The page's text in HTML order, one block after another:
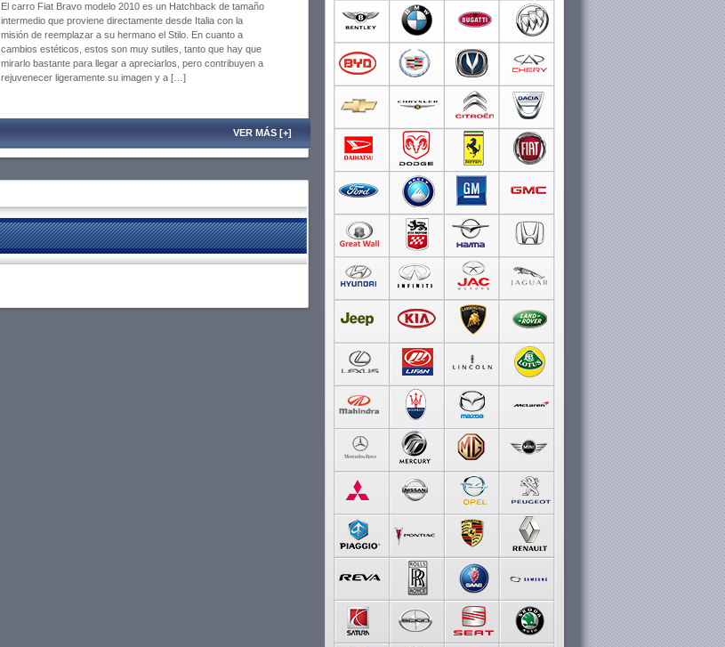
El carro Fiat Bravo modelo 2010 es un Hatchback de tamaño
intermedio que proviene directamente desde Italia con la
misión de reemplazar a su hermano el Stilo. En cuanto a
cambios estéticos, estos son muy sutiles, tanto que hay que
mirarlo bastante para llegar a apreciarlos, pero contribuyen a
rejuvenecer ligeramente su imagen y a […]
VER MÁS [+]